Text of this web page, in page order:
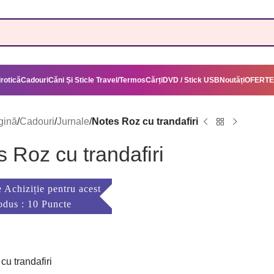
CadouriCăni Și Sticle Travel/TermosCărțiDVD / Stick USB Noutăți
/Cadouri/Jurnale/Notes Roz cu trandafiri
Roz cu trandafiri
Achiziție pentru acest
: 10 Puncte
trandafiri